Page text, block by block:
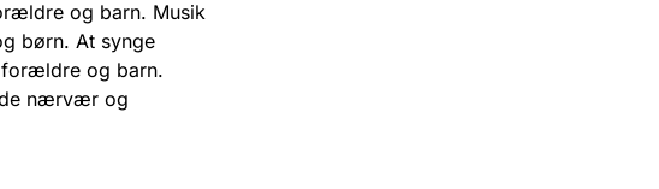
og barn. Musik
børn. At synge
forældre og barn.
nærvær og